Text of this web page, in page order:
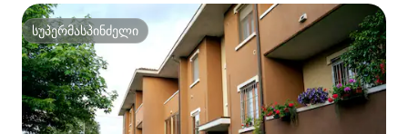
სუპერმასპინძელი
სუპერმასპინძელი